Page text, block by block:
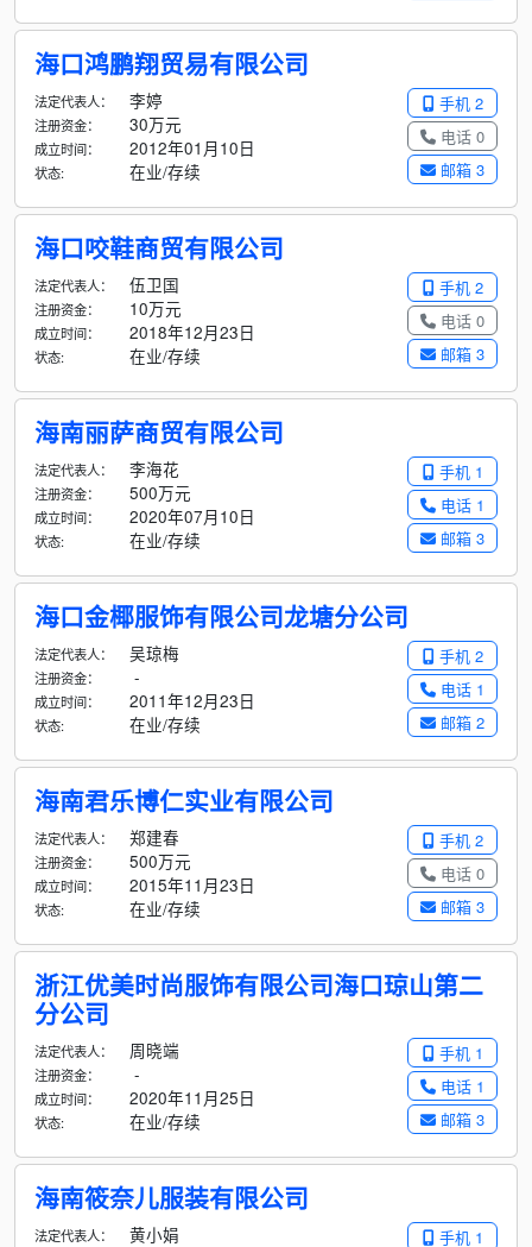
海口鸿鹏翔贸易有限公司
手机 2
电话 0
邮箱 3
法定代表人： 李婷
注册资金： 30万元
成立时间： 2012年01月10日
状态: 在业/存续
海口咬鞋商贸有限公司
手机 2
电话 0
邮箱 3
法定代表人： 伍卫国
注册资金： 10万元
成立时间： 2018年12月23日
状态: 在业/存续
海南丽萨商贸有限公司
手机 1
电话 1
邮箱 3
法定代表人： 李海花
注册资金： 500万元
成立时间： 2020年07月10日
状态: 在业/存续
海口金椰服饰有限公司龙塘分公司
手机 2
电话 1
邮箱 2
法定代表人： 吴琼梅
注册资金： -
成立时间： 2011年12月23日
状态: 在业/存续
海南君乐博仁实业有限公司
手机 2
电话 0
邮箱 3
法定代表人： 郑建春
注册资金： 500万元
成立时间： 2015年11月23日
状态: 在业/存续
浙江优美时尚服饰有限公司海口琼山第二
分公司
手机 1
电话 1
邮箱 3
法定代表人： 周晓端
注册资金： -
成立时间： 2020年11月25日
状态: 在业/存续
海南筱奈儿服装有限公司
手机 1
法定代表人：
黄小娟